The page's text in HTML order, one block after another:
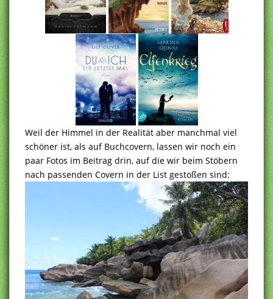
Weil der Himmel in der Realität aber manchmal viel
schöner ist, als auf Buchcovern, lassen wir noch ein
paar Fotos im Beitrag drin, auf die wir beim Stöbern
nach passenden Covern in der List gestoßen sind: